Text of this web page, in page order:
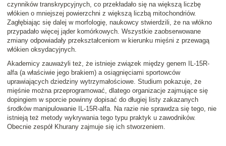
czynników transkrypcyjnych, co przekładało się na większą liczbę
włókien o mniejszej powierzchni z większą liczbą mitochondriów.
Zagłębiając się dalej w morfologię, naukowcy stwierdzili, że na włókno
przypadało więcej jąder komórkowych. Wszystkie zaobserwowane
zmiany odpowiadały przekształceniom w kierunku mięśni z przewagą
włókien oksydacyjnych.
Akademicy zauważyli też, że istnieje związek między genem IL-15R-
alfa (a właściwie jego brakiem) a osiągnięciami sportowców
uprawiających dziedziny wytrzymałościowe. Studium pokazuje, że
mięśnie można przeprogramować, dlatego organizacje zajmujące się
dopingiem w sporcie powinny dopisać do długiej listy zakazanych
środków manipulowanie IL-15R-alfa. Na razie nie sprawdza się tego, nie
istnieją też metody wykrywania tego typu praktyk u zawodników.
Obecnie zespół Khurany zajmuje się ich stworzeniem.